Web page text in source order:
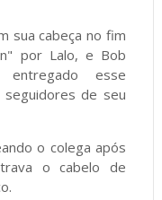
sua cabeça no fim
por Lalo, e Bob
entregado esse
de seu
o colega após
o cabelo de